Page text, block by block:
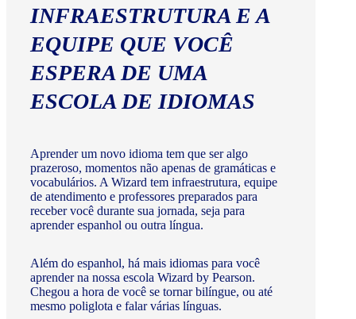
INFRAESTRUTURA E A
EQUIPE QUE VOCÊ
ESPERA DE UMA
ESCOLA DE IDIOMAS
Aprender um novo idioma tem que ser algo
prazeroso, momentos não apenas de gramáticas e
vocabulários. A Wizard tem infraestrutura, equipe
de atendimento e professores preparados para
receber você durante sua jornada, seja para
aprender espanhol ou outra língua.
Além do espanhol, há mais idiomas para você
aprender na nossa escola Wizard by Pearson.
Chegou a hora de você se tornar bilíngue, ou até
mesmo poliglota e falar várias línguas.